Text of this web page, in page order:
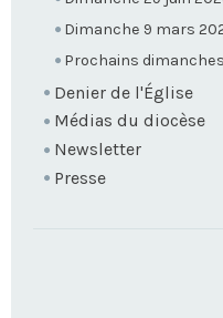
Dimanche 9 mars
Prochains dimanches
Denier de l'Église
Médias du diocèse
Newsletter
Presse